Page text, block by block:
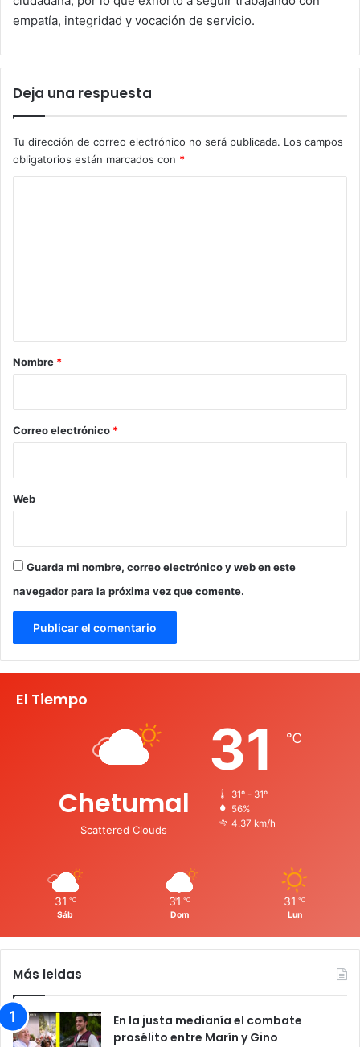
empatía, integridad y vocación de servicio.
Deja una respuesta
Tu dirección de correo electrónico no será publicada. Los campos
obligatorios están marcados con *
r
*
Nombre *
Correo electrónico *
Web
Guarda mi nombre, correo electrónico y web en este
navegador para la próxima vez que comente.
El Tiempo
Chetumal
Scattered Clouds
31 ℃
31º - 31º
56%
4.37 km/h
31 ℃
Sáb
31 ℃
Dom
31 ℃
Lun
Más leidas
En la justa medianía el combate
prosélito entre Marín y Gino